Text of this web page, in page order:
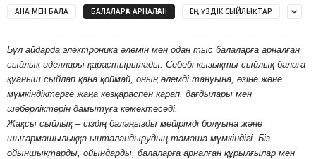
АНА МЕН БАЛА БАЛАЛАРҒА АРНАЛҒАН ЕҢ ҮЗДІК СЫЙЛЫҚТАР
Бұл айдарда электроника әлемін мен одан тыс балаларға арналған
сыйлық идеялары қарастырылады. Себебі қызықты сыйлық балаға
қуаныш сыйлап қана қоймай, оның әлемді тануына, өзіне және
мүмкіндіктерге жаңа көзқараспен қарап, дағдылары мен
шеберліктерін дамытуға көмектеседі.
Жақсы сыйлық – сіздің балаңызды мейірімді болуына және
шығармашылыққа ынталандырудың тамаша мүмкіндігі. Біз
ойыншықтарды, ойындарды, балаларға арналған құрылғылар мен